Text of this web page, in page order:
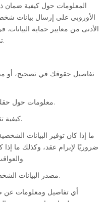
المعلومات حول كيفية ضمان
الأوروبي على إرسال بيانات
الأدنى من معايير حماية
تدابير محددة لضمان أمان معلوماتك.
تفاصيل حقوقك في تصحيح، أو
معلومات حول حقك في سحب الموافقة في أي وقت.
كيفية تقديم شكوى إلى السلطة الإشرافية.
ما إذا كان توفير البيانات
ضروريًا لإبرام عقد، وكذلك ما إذا
والعواقب المحتملة لعدم توفير هذه البيانات.
مصدر البيانات الشخصية إذا لم يتم تجميعها منك مباشرةً.
أي تفاصيل ومعلومات عن